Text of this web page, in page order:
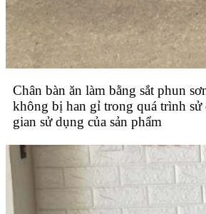
Chân bàn ăn làm bằng sắt phun
không bị han gỉ trong quá trình sử
gian sử dụng của sản phẩm